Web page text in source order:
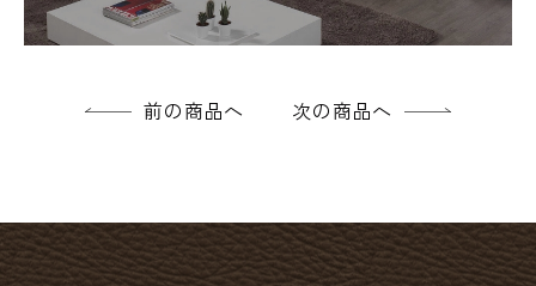
前の商品へ 次の商品へ